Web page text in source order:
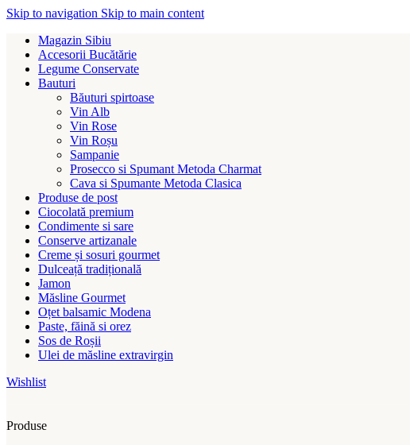
Skip to navigation Skip to main content
Magazin Sibiu
Accesorii Bucătărie
Legume Conservate
Bauturi
Băuturi spirtoase
Vin Alb
Vin Rose
Vin Roșu
Sampanie
Prosecco si Spumant Metoda Charmat
Cava si Spumante Metoda Clasica
Produse de post
Ciocolată premium
Condimente si sare
Conserve artizanale
Creme și sosuri gourmet
Dulceață tradițională
Jamon
Măsline Gourmet
Oțet balsamic Modena
Paste, făină si orez
Sos de Roșii
Ulei de măsline extravirgin
Wishlist
Produse